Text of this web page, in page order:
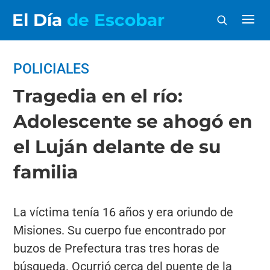
El Día de Escobar
POLICIALES
Tragedia en el río:
Adolescente se ahogó en
el Luján delante de su
familia
La víctima tenía 16 años y era oriundo de
Misiones. Su cuerpo fue encontrado por
buzos de Prefectura tras tres horas de
búsqueda. Ocurrió cerca del puente de la